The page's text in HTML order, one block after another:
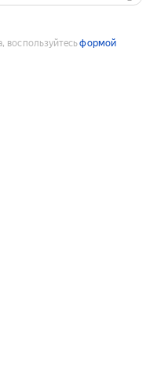
воспользуйтесьформой